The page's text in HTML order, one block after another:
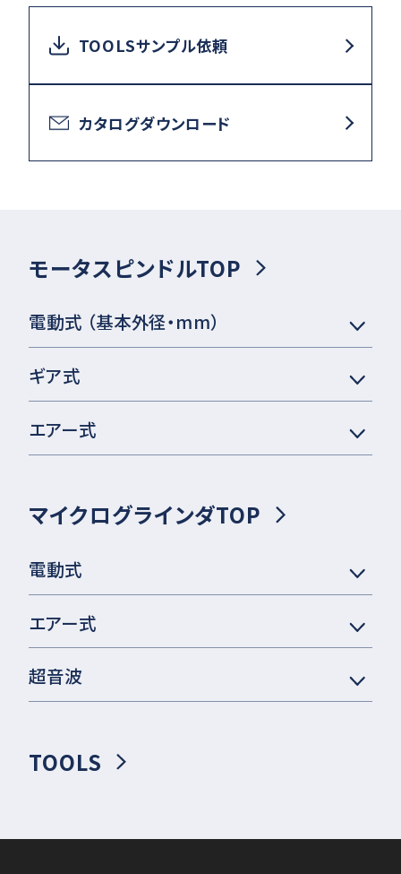
TOOLSサンプル依頼
カタログダウンロード
モータスピンドルTOP
電動式 （基本外径・mm）
ギア式
エアー式
マイクログラインダTOP
電動式
エアー式
超音波
TOOLS